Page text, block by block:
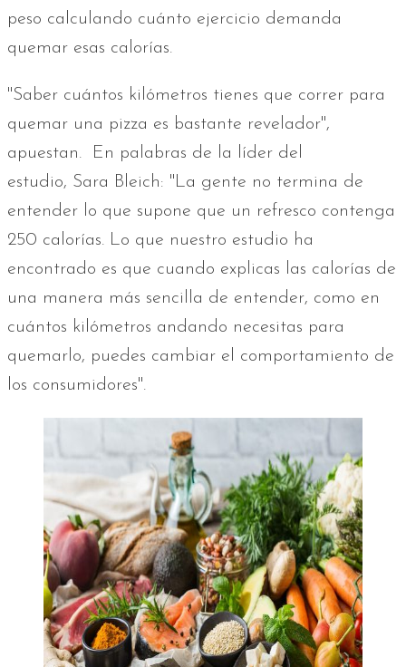
peso calculando cuánto ejercicio demanda
quemar esas calorías.
"Saber cuántos kilómetros tienes que correr para
quemar una pizza es bastante revelador",
apuestan. En palabras de la líder del
estudio, Sara Bleich: "La gente no termina de
entender lo que supone que un refresco contenga
250 calorías. Lo que nuestro estudio ha
encontrado es que cuando explicas las calorías de
una manera más sencilla de entender, como en
cuántos kilómetros andando necesitas para
quemarlo, puedes cambiar el comportamiento de
los consumidores".